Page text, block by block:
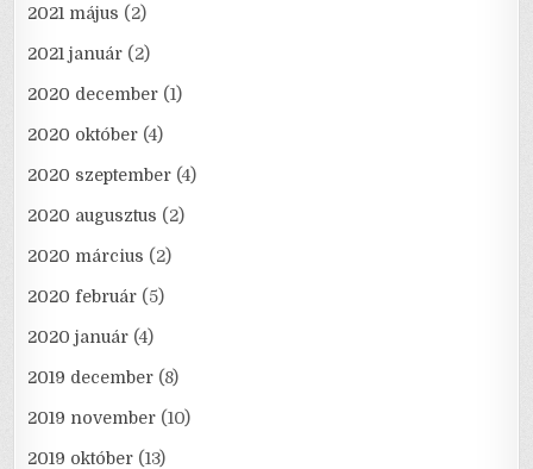
2021 május (2)
2021 január (2)
2020 december (1)
2020 október (4)
2020 szeptember (4)
2020 augusztus (2)
2020 március (2)
2020 február (5)
2020 január (4)
2019 december (8)
2019 november (10)
2019 október (13)